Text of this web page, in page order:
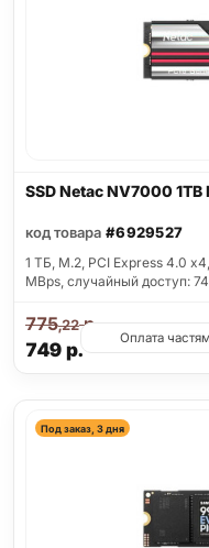
SSD Netac NV7000
код товара #6929527
1 ТБ, M.2, PCI Express 4.0
MBps, случайный доступ:
749р.
775,22р.
Оплата
Под заказ, 3 дня